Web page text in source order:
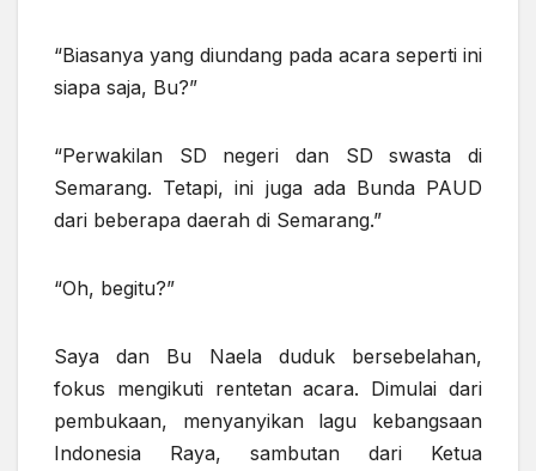
“Biasanya yang diundang pada acara seperti ini
siapa saja, Bu?”
“Perwakilan SD negeri dan SD swasta di
Semarang. Tetapi, ini juga ada Bunda PAUD
dari beberapa daerah di Semarang.”
“Oh, begitu?”
Saya dan Bu Naela duduk bersebelahan,
fokus mengikuti rentetan acara. Dimulai dari
pembukaan, menyanyikan lagu kebangsaan
Indonesia Raya, sambutan dari Ketua